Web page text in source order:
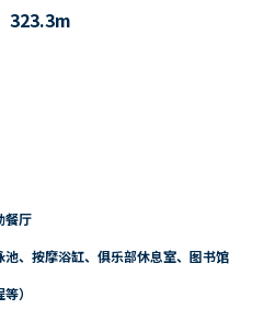
323.3m
餐厅
、按摩浴缸、俱乐部休息室、图书馆
）